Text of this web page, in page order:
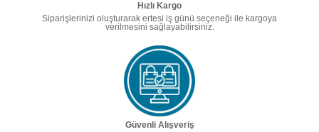
Hızlı Kargo
Siparişlerinizi oluşturarak ertesi iş günü seçeneği ile kargoya
verilmesini sağlayabilirsiniz.
Güvenli Alışveriş